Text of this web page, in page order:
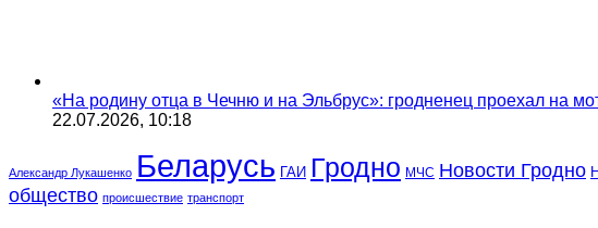
«На родину отца в Чечню и на Эльбрус»: гродненец проехал на
22.07.2026, 10:18
Александр Лукашенко Беларусь ГАИ Гродно МЧС Новости Гродно
общество происшествие транспорт